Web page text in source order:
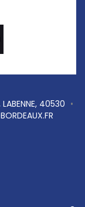
LABENNE, 40530 •